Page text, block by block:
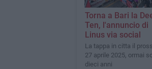
Torna a Bari la
Ten, l'annuncio di
Linus via social
La tappa in citta il
27 aprile 2025, ormai
dieci anni